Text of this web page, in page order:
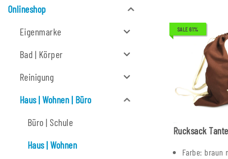
SALE 61%
Rucksack
Farbe: braun
Onlineshop
Eigenmarke
Bad | Körper
Reinigung
Haus | Wohnen | Büro
Büro | Schule
Haus | Wohnen